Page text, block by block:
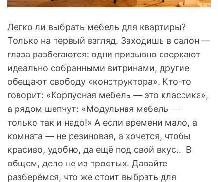
Легко ли выбрать мебель для квартиры?
Только на первый взгляд. Заходишь в салон —
глаза разбегаются: одни призывно сверкают
идеально собранными витринами, другие
обещают свободу «конструктора». Кто-то
говорит: «Корпусная мебель — это классика»,
а рядом шепчут: «Модульная мебель —
только так и надо!» А если времени мало, а
комната — не резиновая, а хочется, чтобы
красиво, удобно, да ещё под свой вкус… В
общем, дело не из простых. Давайте
разберёмся, что же стоит выбрать для